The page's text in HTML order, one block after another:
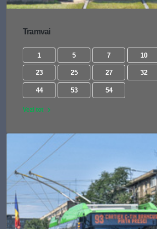
Tramvai
1 5 7 10
23 25 27 32
44 53 54
Vezi tot